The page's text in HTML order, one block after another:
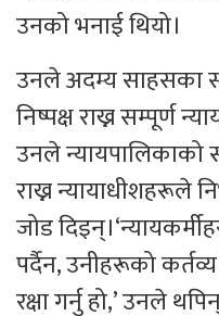
उनको भनाई थियो।
उनले अदम्य साहसका
निष्पक्ष राख्न सम्पूर्ण
उनले न्यायपालिकाको
राख्न न्यायाधीशहरूले
जोड
पर्दैन, उनीहरूको
रक्षा गर्नु हो,’ उनले